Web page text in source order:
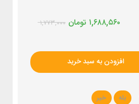
۱,۷۷۳,۰۰۰ تومان ۱,۶۸۸,۵۶۰
افزودن به سبد خرید
بله خیر